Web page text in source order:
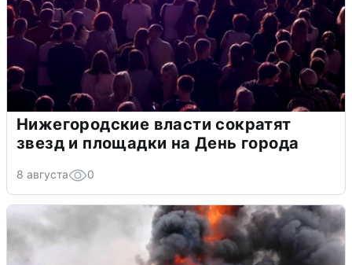
Нижегородские власти сократят
звезд и площадки на День города
8 августа 0